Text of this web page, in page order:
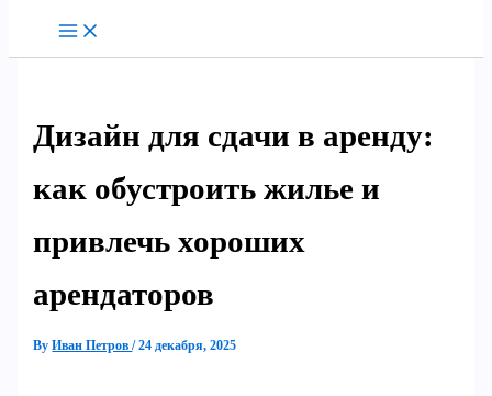
Дизайн для сдачи в аренду:
как обустроить жилье и
привлечь хороших
арендаторов
ByИван Петров/24 декабря, 2025